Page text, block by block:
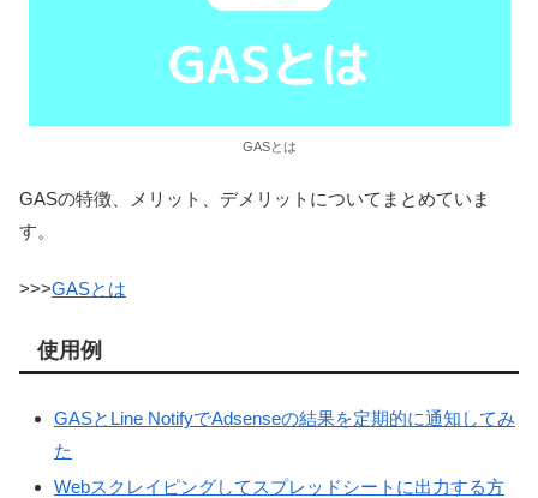
GASとは
GASの特徴、メリット、デメリットについてまとめていま
す。
>>>GASとは
使用例
GASとLine NotifyでAdsenseの結果を定期的に通知してみ
た
Webスクレイピングしてスプレッドシートに出力する方